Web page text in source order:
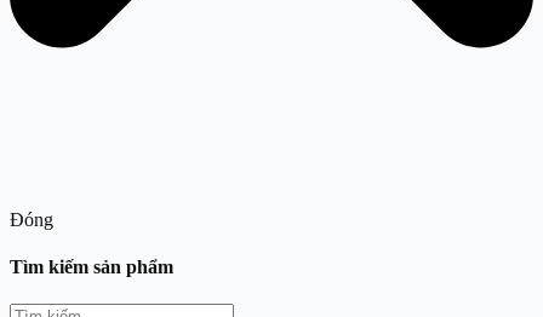
Đóng
Tìm kiếm sản phẩm